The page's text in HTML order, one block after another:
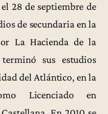
28 de septiembre de
de secundaria en la
La Hacienda de la
sus estudios
del Atlántico, en la
Licenciado en